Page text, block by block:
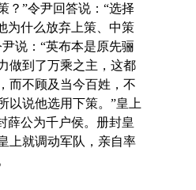
？”令尹回答说：“选择
为什么放弃上策、中策
说：“英布本是原先骊
做到了万乘之主，这都
而不顾及当今百姓，不
以说他选用下策。”皇上
薛公为千户侯。册封皇
上就调动军队，亲自率